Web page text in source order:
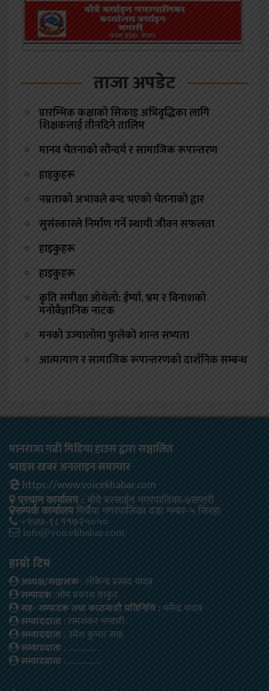
ताजा अपडेट
प्रारम्भिक कक्षाको सिकाइ अभिवृद्धिका लागि
शिक्षकलाई तीनदिने तालिम
मानव चेतनाको सौन्दर्य र सामाजिक रूपान्तरण
हाइकुहरू
नम्रताको अभावले बन्द भएको चेतनाको द्वार
सुसंस्कारले निर्माण गर्ने स्थायी जीवन सफलता
हाइकुहरू
हाइकुहरू
कृति समीक्षा ओथेलो: ईर्ष्या, भ्रम र विनाशको
मनोवैज्ञानिक नाटक
मनको उज्यालोमा फुलेको शान्त सभ्यता
आत्मत्याग र सामाजिक रूपान्तरणको दार्शनिक सम्बन्ध
मानराजा गढी मिडिया हाउस द्वारा सञ्चालित
भ्वाइस खबर अनलाइन समाचार
https://www.voicekhabar.com
प्रधान कार्यालय : बोदे बरसाईन नगरपालिका-७सप्तरी
सम्पर्क कार्यालयमिर्चैया नगरपालिका वडा नम्बर-५ सिरहा
+९७७-९८११७२५०५०
info@voicekhabar.com
हाम्रो टिम
अध्यक्ष/सञ्चालक: लोकेन्द्र प्रसाद यादव
सम्पादक:ओम प्रकाश ठाकुर
सह- सम्पादक तथा काठमाडौ प्रतिनिधि : धर्मेन्द्र यादव
सम्वाददाता: रामशंकर भण्डारी
सम्वाददाता: उमेश कुमार साह
सम्वाददाता: ………………
सम्वाददाता: ………………